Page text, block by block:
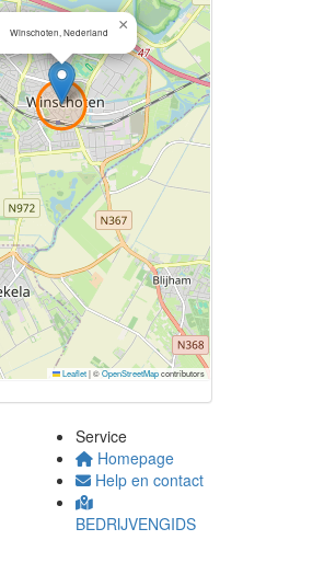
Winschoten, Nederland ×
Leaflet|©OpenStreetMapcontributors
Service
Homepage
Help en contact
BEDRIJVENGIDS